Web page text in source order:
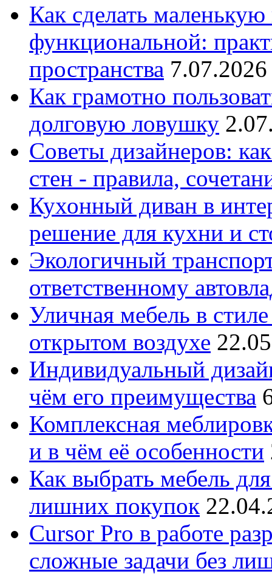
Как сделать
функциональной:
пространства
Как грамотно
долговую ловушку
Советы дизайнеров:
стен - правила,
Кухонный диван в
решение для кухни и
Экологичный
ответственному
Уличная мебель в
открытом воздухе
Индивидуальный
чём его преимущества
Комплексная
и в чём её особенности
Как выбрать мебель
лишних покупок
Cursor Pro в работе
сложные задачи без